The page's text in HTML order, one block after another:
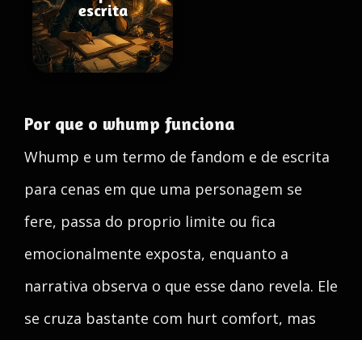
escrita
Por que o whump funciona
Whump e um termo de fandom e de escrita
para cenas em que uma personagem se
fere, passa do proprio limite ou fica
emocionalmente exposta, enquanto a
narrativa observa o que esse dano revela. Ele
se cruza bastante com hurt comfort, mas